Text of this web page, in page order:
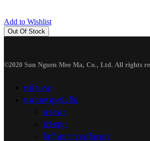
Add to Wishlist
Out Of Stock
©2020 Sun Nguen Mee Ma, Co., Ltd. All rights
หน้าแรก
หมวดหมู่หนังสือ
ศาสนา
ปรัชญา
จิตวิทยา/การเยียวยา